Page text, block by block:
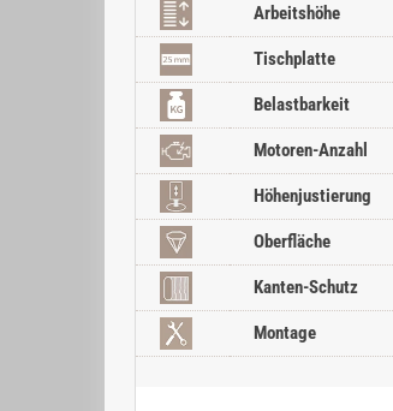
Arbeitshöhe
Tischplatte
Belastbarkeit
Motoren-Anzahl
Höhenjustierung
Oberfläche
Kanten-Schutz
Montage